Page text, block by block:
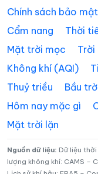
Xã Đăk Sao
Xã Đặng Thùy
Xã Đông Sơn
Xã Dục Nông
Xã Khánh Cường
Chính sách bảo mật
Cẩm nang
Thời
Mặt trời mọc
Trời
Không khí (AQI)
Thuỷ triều
Bầu
Hôm nay mặc gì
Mặt trời lặn
Nguồn dữ liệu: Dữ liệu
lượng không khí: CAMS –